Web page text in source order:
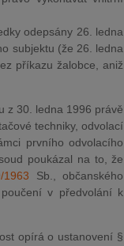
odepsány 26. ledna
subjektu (že 26. ledna
příkazu žalobce, aniž
z 30. ledna 1996 právě
techniky, odvolací
prvního odvolacího
poukázal na to, že
1963 Sb., občanského
v předvolání k
opírá o ustanovení §